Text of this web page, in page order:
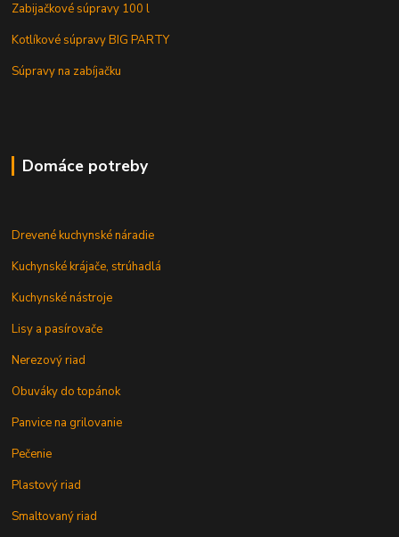
Zabijačkové súpravy 100 l
Kotlíkové súpravy BIG PARTY
Súpravy na zabíjačku
Domáce potreby
Drevené kuchynské náradie
Kuchynské krájače, strúhadlá
Kuchynské nástroje
Lisy a pasírovače
Nerezový riad
Obuváky do topánok
Panvice na grilovanie
Pečenie
Plastový riad
Smaltovaný riad